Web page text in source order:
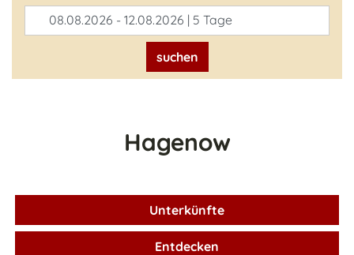
08.08.2026 - 12.08.2026 | 5 Tage
suchen
Hagenow
Unterkünfte
Entdecken